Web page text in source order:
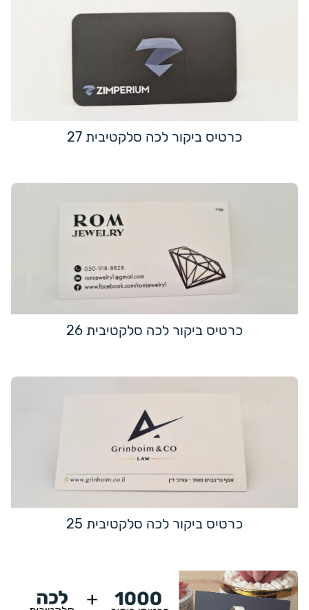
כרטיס ביקור לכה סלקטיבית 27
כרטיס ביקור לכה סלקטיבית 26
כרטיס ביקור לכה סלקטיבית 25